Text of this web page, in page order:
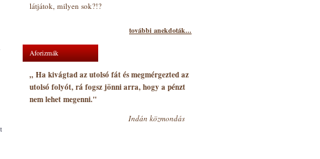
látjátok, milyen sok?!?
további anekdoták...
Aforizmák
„ Ha kivágtad az utolsó fát és megmérgezted az
utolsó folyót, rá fogsz jönni arra, hogy a pénzt
nem lehet megenni."
Indán közmondás